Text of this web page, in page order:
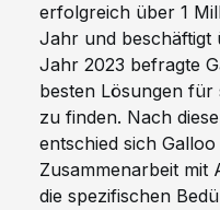
erfolgreich über 1
Jahr und beschäftigt
Jahr 2023 befragte
besten Lösungen für
zu finden. Nach
entschied sich
Zusammenarbeit mit
die spezifischen